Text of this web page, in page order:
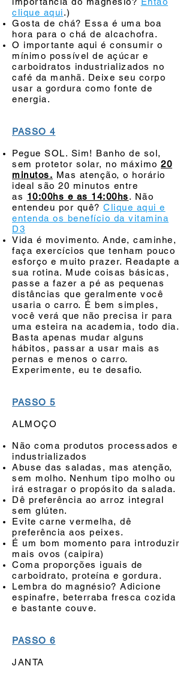
clique aqui.)
Gosta de chá? Essa é uma boa
hora para o chá de alcachofra.
O importante aqui é consumir o
mínimo possível de açúcar e
carboidratos industrializados no
café da manhã. Deixe seu corpo
usar a gordura como fonte de
energia.
PASSO 4
Pegue SOL. Sim! Banho de sol,
sem protetor solar, no máximo 20
minutos. Mas atenção, o horário
ideal são 20 minutos entre
as 10:00hs e as 14:00hs. Não
entendeu por quê? Clique aqui e
entenda os benefício da vitamina
D3
Vida é movimento. Ande, caminhe,
faça exercícios que tenham pouco
esforço e muito prazer. Readapte a
sua rotina. Mude coisas básicas,
passe a fazer a pé as pequenas
distâncias que geralmente você
usaria o carro. É bem simples,
você verá que não precisa ir para
uma esteira na academia, todo dia.
Basta apenas mudar alguns
hábitos, passar a usar mais as
pernas e menos o carro.
Experimente, eu te desafio.
PASSO 5
ALMOÇO
Não coma produtos processados e
industrializados
Abuse das saladas, mas atenção,
sem molho. Nenhum tipo molho ou
irá estragar o propósito da salada.
Dê preferência ao arroz integral
sem glúten.
Evite carne vermelha, dê
preferência aos peixes.
É um bom momento para introduzir
mais ovos (caipira)
Coma proporções iguais de
carboidrato, proteína e gordura.
Lembra do magnésio? Adicione
espinafre, beterraba fresca cozida
e bastante couve.
PASSO 6
JANTA